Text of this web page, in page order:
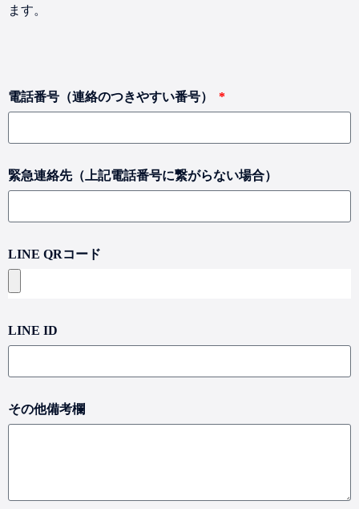
ます。
電話番号（連絡のつきやすい番号）
緊急連絡先（上記電話番号に繋がらない場合）
LINE QRコード
LINE ID
その他備考欄